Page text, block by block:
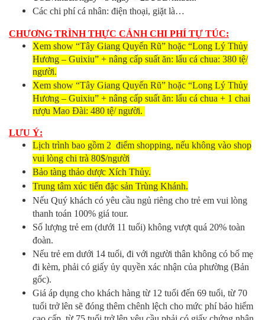
Các chi phí cá nhân: điện thoại, giặt là…
CHƯƠNG TRÌNH THỰC CẢNH CHI PHÍ TỰ TÚC:
Xem show “Tây Giang Quyến Rũ” hoặc “Long Lý Thủy
Hương – Guixiu” + nâng cấp suất ăn: lẩu cá chua: 380 tệ/
người.
Xem show “Tây Giang Quyến Rũ” hoặc “Long Lý Thủy
Hương – Guixiu” + nâng cấp suất ăn: lẩu cá chua + 1 chai
rượu Mao Đài: 480 tệ/ người.
LƯU Ý:
Lịch trình bao gồm 2 điểm shopping, nếu không vào shop
vui lòng chi trà 80$/người
Bảo tàng thảo dược Xích Thủy.
Trung tâm xúc tiến đặc sản Trùng Khánh.
Nếu Quý khách có yêu cầu ngủ riêng cho trẻ em vui lòng
thanh toán 100% giá tour.
Số lượng trẻ em (dưới 11 tuổi) không vượt quá 20% toàn
đoàn.
Nếu trẻ em dưới 14 tuổi, đi với người thân không có bố mẹ
đi kèm, phải có giấy ủy quyền xác nhận của phường (Bản
gốc).
Giá áp dụng cho khách hàng từ 12 tuổi đến 69 tuổi, từ 70
tuổi trở lên sẽ đóng thêm chênh lệch cho mức phí bảo hiểm